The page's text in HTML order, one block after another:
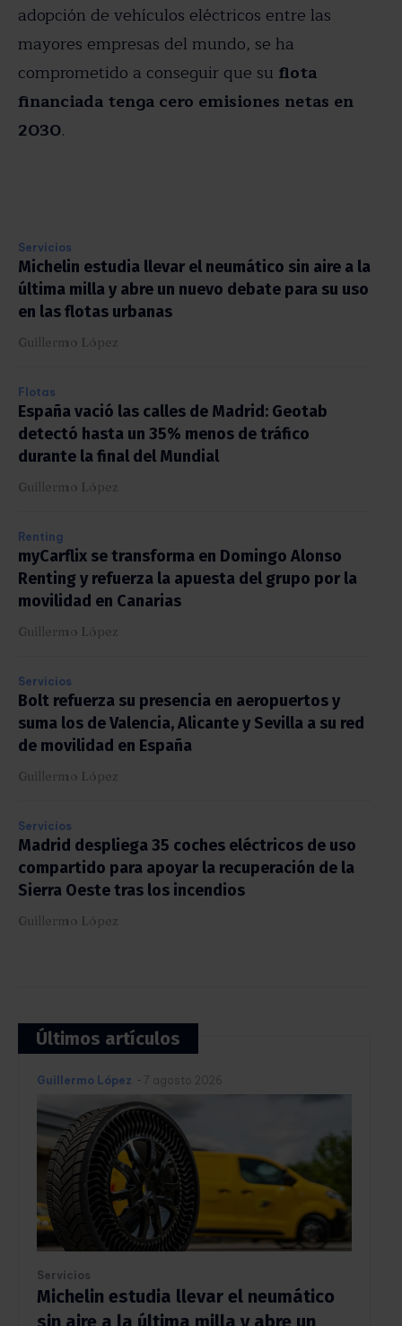
adopción de vehículos eléctricos entre las
mayores empresas del mundo, se ha
comprometido a conseguir que su flota
financiada tenga cero emisiones netas en
2030.
Servicios
Michelin estudia llevar el neumático sin aire a la
última milla y abre un nuevo debate para su uso
en las flotas urbanas
Guillermo López
Flotas
España vació las calles de Madrid: Geotab
detectó hasta un 35% menos de tráfico
durante la final del Mundial
Guillermo López
Renting
myCarflix se transforma en Domingo Alonso
Renting y refuerza la apuesta del grupo por la
movilidad en Canarias
Guillermo López
Servicios
Bolt refuerza su presencia en aeropuertos y
suma los de Valencia, Alicante y Sevilla a su red
de movilidad en España
Guillermo López
Servicios
Madrid despliega 35 coches eléctricos de uso
compartido para apoyar la recuperación de la
Sierra Oeste tras los incendios
Guillermo López
Últimos artículos
Guillermo López - 7 agosto 2026
Servicios
Michelin estudia llevar el neumático